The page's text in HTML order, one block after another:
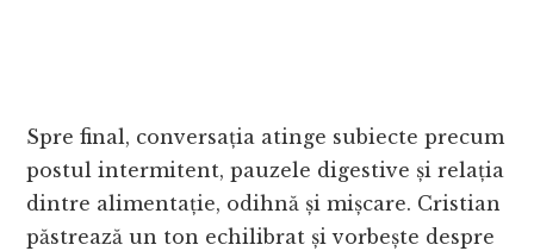
Spre final, conversația atinge subiecte precum
postul intermitent, pauzele digestive și relația
dintre alimentație, odihnă și mișcare. Cristian
păstrează un ton echilibrat și vorbește despre